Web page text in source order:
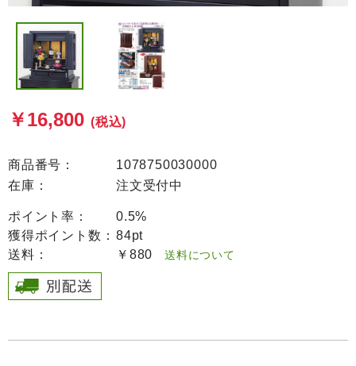
￥16,800 (税込)
商品番号：
1078750030000
在庫：
注文受付中
ポイント率：
0.5%
獲得ポイント数： 84pt
送料：
￥880 送料について